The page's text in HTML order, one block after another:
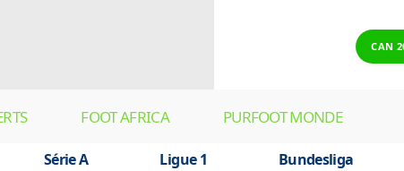
CAN
FOOT AFRICA PURFOOT MONDE
Série A Ligue 1 Bundesliga